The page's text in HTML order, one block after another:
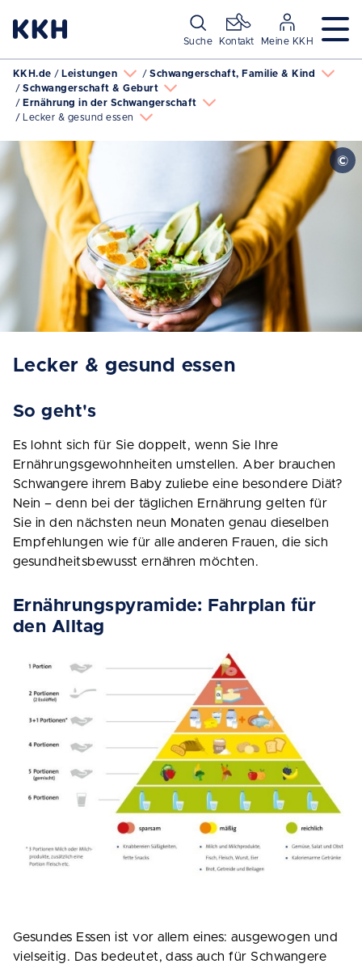
Suche Kontakt Meine KKH
KKH.de Leistungen
Schwangerschaft, Familie & Kind
Schwangerschaft & Geburt
Ernährung in der Schwangerschaft
Lecker & gesund essen
Lecker & gesund essen
So geht's
Es lohnt sich für Sie doppelt, wenn Sie Ihre
Ernährungsgewohnheiten umstellen. Aber brauchen
Schwangere ihrem Baby zuliebe eine besondere Diät?
Nein – denn bei der täglichen Ernährung gelten für
Sie in den nächsten neun Monaten genau dieselben
Empfehlungen wie für alle anderen Frauen, die sich
gesundheitsbewusst ernähren möchten.
Ernährungspyramide: Fahrplan für
den Alltag
Gesundes Essen ist vor allem eines: ausgewogen und
vielseitig. Das bedeutet, dass auch für Schwangere